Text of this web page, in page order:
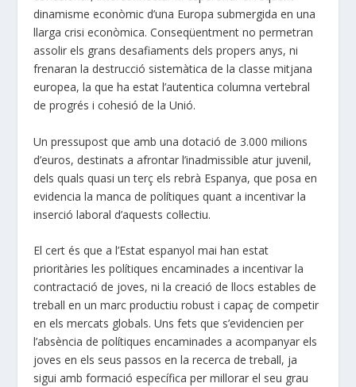
dinamisme econòmic d’una Europa submergida en una
llarga crisi econòmica. Conseqüentment no permetran
assolir els grans desafiaments dels propers anys, ni
frenaran la destrucció sistemàtica de la classe mitjana
europea, la que ha estat l’autentica columna vertebral
de progrés i cohesió de la Unió.
Un pressupost que amb una dotació de 3.000 milions
d’euros, destinats a afrontar l’inadmissible atur juvenil,
dels quals quasi un terç els rebrà Espanya, que posa en
evidencia la manca de polítiques quant a incentivar la
inserció laboral d’aquests col·lectiu.
El cert és que a l’Estat espanyol mai han estat
prioritàries les polítiques encaminades a incentivar la
contractació de joves, ni la creació de llocs estables de
treball en un marc productiu robust i capaç de competir
en els mercats globals. Uns fets que s’evidencien per
l’absència de polítiques encaminades a acompanyar els
joves en els seus passos en la recerca de treball, ja
sigui amb formació específica per millorar el seu grau